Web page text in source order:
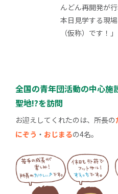
んどん再開発が
本日見学する現
（仮称）です！」
全国の青年団活動の中心施
聖地!?を訪問
お迎えしてくれたのは、所長の
にぞう ・ おじまるの4名。